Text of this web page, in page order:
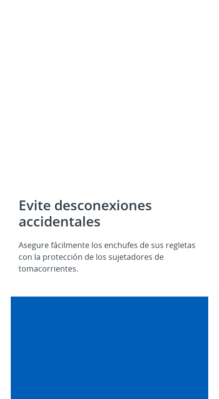
Evite desconexiones
accidentales
Asegure fácilmente los enchufes de sus regletas
con la protección de los sujetadores de
tomacorrientes.